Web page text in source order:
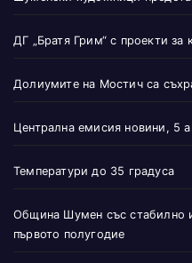
ДГ „Братя Грим“ с проекти за
Долиумите на Мостич са
Централна емисия новини, 5
Температури до 35 градуса
Община Шумен със стабилно
първото полугодие